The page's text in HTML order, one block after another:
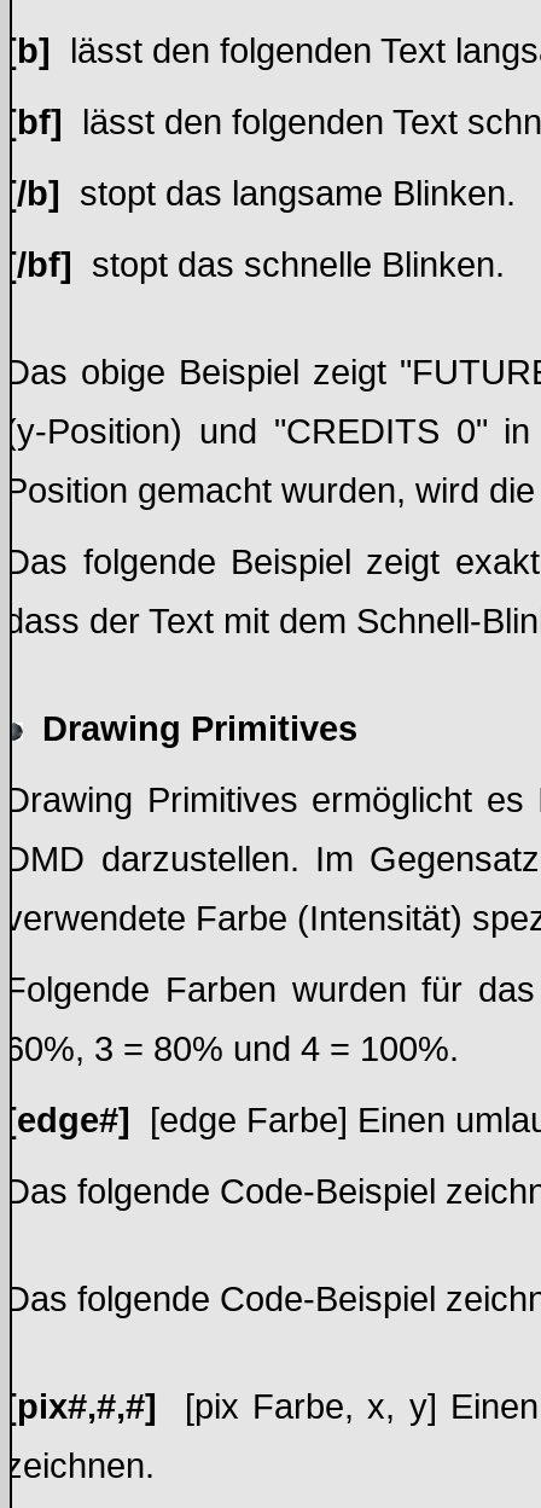
[b]
lässt den folgenden Text
[bf]
lässt den folgenden Text
[/b] stopt das langsame Blinken.
[/bf] stopt das schnelle Blinken.
Das obige Beispiel zeigt
(y-Position) und "CREDITS 0"
Position gemacht wurden, wird
Das folgende Beispiel zeigt
dass der Text mit dem Schnell-
Drawing Primitives
Drawing Primitives ermöglicht
DMD darzustellen. Im
verwendete Farbe (Intensität)
Folgende Farben wurden für
60%, 3 = 80% und 4 = 100%.
[edge#] [edge Farbe] Einen
Das folgende Code-Beispiel
Das folgende Code-Beispiel
[pix#,#,#] [pix Farbe, x, y]
zeichnen.